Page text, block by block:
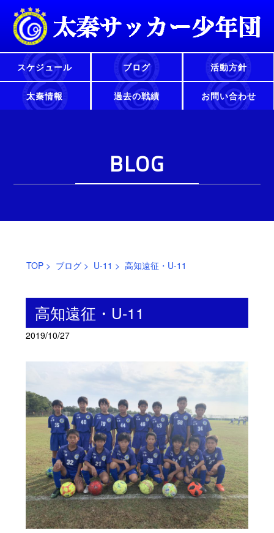
スケジュール ブログ 活動方針
太秦情報 過去の戦績 お問い合わせ
BLOG
TOP> ブログ> U-11 > 高知遠征・U-11
高知遠征・U-11
2019/10/27